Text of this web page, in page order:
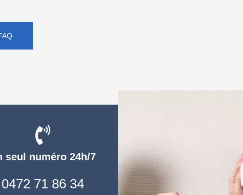
seul numéro 24h/7
0472 71 86 34